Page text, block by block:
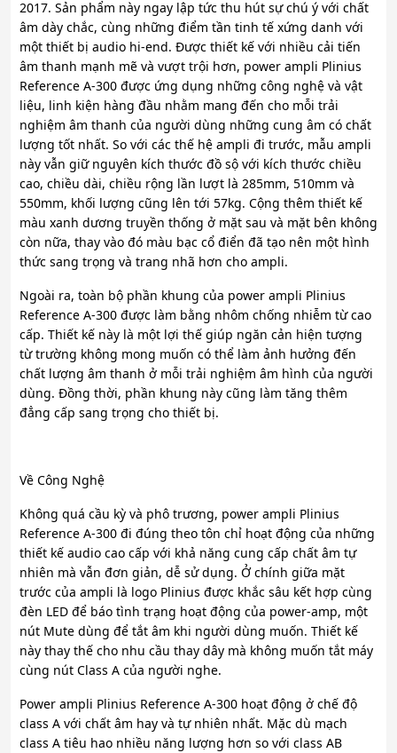
2017. Sản phẩm này ngay lập tức thu hút sự chú ý với chất
âm dày chắc, cùng những điểm tần tinh tế xứng danh với
một thiết bị audio hi-end. Được thiết kế với nhiều cải tiến
âm thanh mạnh mẽ và vượt trội hơn, power ampli Plinius
Reference A-300 được ứng dụng những công nghệ và vật
liệu, linh kiện hàng đầu nhằm mang đến cho mỗi trải
nghiệm âm thanh của người dùng những cung âm có chất
lượng tốt nhất. So với các thế hệ ampli đi trước, mẫu ampli
này vẫn giữ nguyên kích thước đồ sộ với kích thước chiều
cao, chiều dài, chiều rộng lần lượt là 285mm, 510mm và
550mm, khối lượng cũng lên tới 57kg. Cộng thêm thiết kế
màu xanh dương truyền thống ở mặt sau và mặt bên không
còn nữa, thay vào đó màu bạc cổ điển đã tạo nên một hình
thức sang trọng và trang nhã hơn cho ampli.
Ngoài ra, toàn bộ phần khung của power ampli Plinius
Reference A-300 được làm bằng nhôm chống nhiễm từ cao
cấp. Thiết kế này là một lợi thế giúp ngăn cản hiện tượng
từ trường không mong muốn có thể làm ảnh hưởng đến
chất lượng âm thanh ở mỗi trải nghiệm âm hình của người
dùng. Đồng thời, phần khung này cũng làm tăng thêm
đẳng cấp sang trọng cho thiết bị.
Về Công Nghệ
Không quá cầu kỳ và phô trương, power ampli Plinius
Reference A-300 đi đúng theo tôn chỉ hoạt động của những
thiết kế audio cao cấp với khả năng cung cấp chất âm tự
nhiên mà vẫn đơn giản, dễ sử dụng. Ở chính giữa mặt
trước của ampli là logo Plinius được khắc sâu kết hợp cùng
đèn LED để báo tình trạng hoạt động của power-amp, một
nút Mute dùng để tắt âm khi người dùng muốn. Thiết kế
này thay thế cho nhu cầu thay dây mà không muốn tắt máy
cùng nút Class A của người nghe.
Power ampli Plinius Reference A-300 hoạt động ở chế độ
class A với chất âm hay và tự nhiên nhất. Mặc dù mạch
class A tiêu hao nhiều năng lượng hơn so với class AB